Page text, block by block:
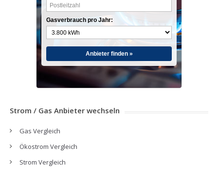
Gasverbrauch pro Jahr:
Anbieter finden »
Strom / Gas Anbieter wechseln
Gas Vergleich
Ökostrom Vergleich
Strom Vergleich